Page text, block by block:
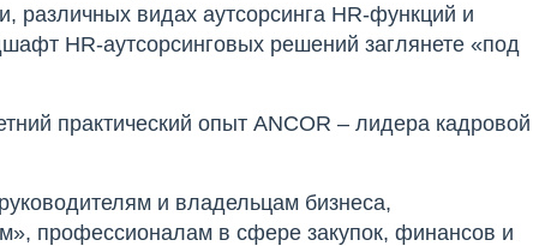
различных видах аутсорсинга HR-функций и
HR-аутсорсинговых решений заглянете «под
практический опыт ANCOR – лидера кадровой
и владельцам бизнеса,
профессионалам в сфере закупок, финансов и